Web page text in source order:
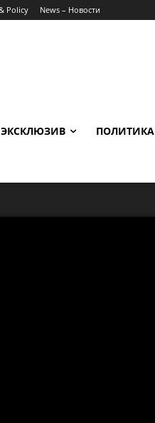
Policy News – Новости
ЭКСКЛЮЗИВ ПОЛИТИКА